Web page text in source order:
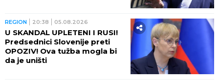
REGION 20:38 05.08.2026
U SKANDAL UPLETENI I RUSI!
Predsednici Slovenije preti
OPOZIV! Ova tužba mogla bi
da je uništi